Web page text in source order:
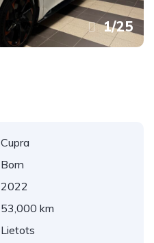
1/25
Cupra
Born
2022
53,000 km
Lietots